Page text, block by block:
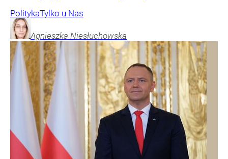
PolitykaTylko u Nas
Agnieszka Niesłuchowska